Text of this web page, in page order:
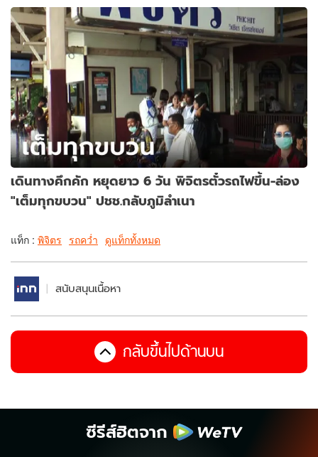
เดินทางคึกคัก หยุดยาว 6 วัน พิจิตรตั๋วรถไฟขึ้น-ล่อง
"เต็มทุกขบวน" ปชช.กลับภูมิลำเนา
แท็ก : พิจิตร รถคว่ำ ดูแท็กทั้งหมด
สนับสนุนเนื้อหา
กลับขึ้นไปด้านบน
ซีรีส์ฮิตจาก